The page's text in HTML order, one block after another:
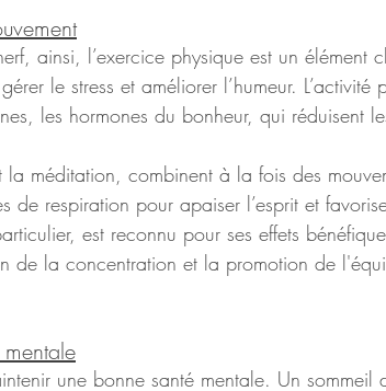
ainsi, l’exercice physique est un élément
le stress et améliorer l’humeur. L’activité
les hormones du bonheur, qui réduisent
méditation, combinent à la fois des
de respiration pour apaiser l’esprit et
est reconnu pour ses effets
de la concentration et la promotion de
une bonne santé mentale. Un sommeil